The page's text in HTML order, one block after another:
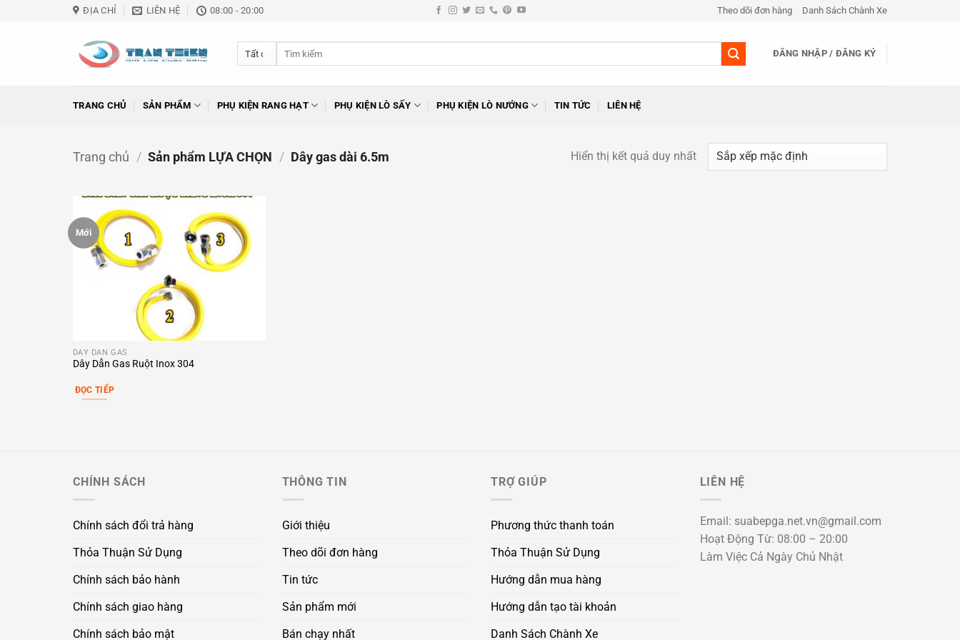
ĐỊA CHỈ LIÊN HỆ 08:00 - 20:00 Theo dõi đơn hàng Danh Sách Chành Xe
ĐĂNG NHẬP / ĐĂNG KÝ
TRANG CHỦ SẢN PHẨM PHỤ KIỆN RANG HẠT PHỤ KIỆN LÒ SẤY PHỤ KIỆN LÒ NƯỚNG TIN TỨC LIÊN HỆ
Trang chủ / Sản phẩm LỰA CHỌN / Dây gas dài 6.5m Hiển thị kết quả duy nhất
Mới
DÂY DẪN GAS
Dây Dẫn Gas Ruột Inox 304
ĐỌC TIẾP
CHÍNH SÁCH
Chính sách đổi trả hàng
Thỏa Thuận Sử Dụng
Chính sách bảo hành
Chính sách giao hàng
Chính sách bảo mật
THÔNG TIN
Giới thiệu
Theo dõi đơn hàng
Tin tức
Sản phẩm mới
Bán chạy nhất
TRỢ GIÚP
Phương thức thanh toán
Thỏa Thuận Sử Dụng
Hướng dẫn mua hàng
Hướng dẫn tạo tài khoản
Danh Sách Chành Xe
LIÊN HỆ
Email: suabepga.net.vn@gmail.com
Hoạt Động Từ: 08:00 – 20:00
Làm Việc Cả Ngày Chủ Nhật